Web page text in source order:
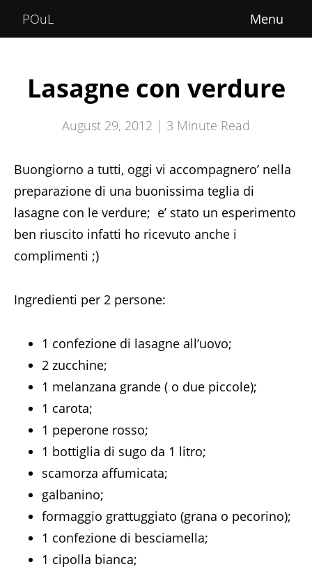
POuL
Home
POuLimpiadi
Lasagne con verdure
August 29, 2012 | 3 Minute Read
Buongiorno a tutti, oggi vi accompagnero’ nella
preparazione di una buonissima teglia di
lasagne con le verdure; e’ stato un esperimento
ben riuscito infatti ho ricevuto anche i
complimenti ;)
Ingredienti per 2 persone:
1 confezione di lasagne all’uovo;
2 zucchine;
1 melanzana grande ( o due piccole);
1 carota;
1 peperone rosso;
1 bottiglia di sugo da 1 litro;
scamorza affumicata;
galbanino;
formaggio grattuggiato (grana o pecorino);
1 confezione di besciamella;
1 cipolla bianca;